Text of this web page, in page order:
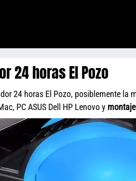
24 horas El Pozo
24 horas El Pozo, posiblemente la
PC ASUS Dell HP Lenovo y